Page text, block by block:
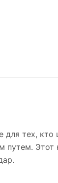
тех,
путем.